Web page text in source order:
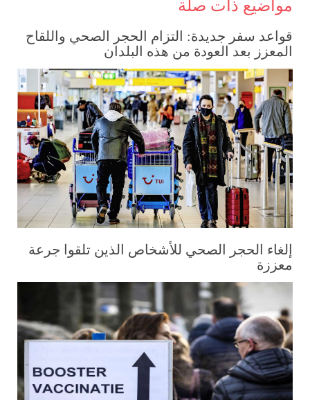
مواضيع ذات صلة
قواعد سفر جديدة: التزام الحجر الصحي واللقاح
المعزز بعد العودة من هذه البلدان
إلغاء الحجر الصحي للأشخاص الذين تلقوا جرعة
معززة